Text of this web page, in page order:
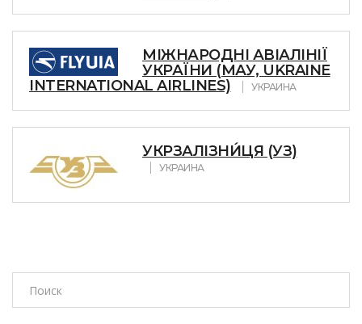
МІЖНАРОДНІ АВІАЛІНІЇ
УКРАЇНИ (МАУ, UKRAINE
INTERNATIONAL AIRLINES)
УКРАИНА
УКРЗАЛІЗНИ́ЦЯ (УЗ)
УКРАИНА